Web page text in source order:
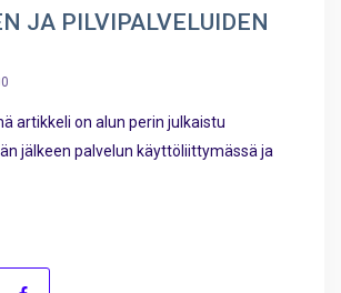
JA PILVIPALVELUIDEN
artikkeli on alun perin julkaistu
jälkeen palvelun käyttöliittymässä ja